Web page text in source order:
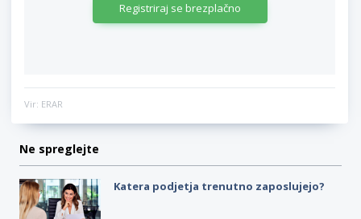
Registriraj se brezplačno
Vir: ERAR
Ne spreglejte
Katera podjetja trenutno zaposlujejo?